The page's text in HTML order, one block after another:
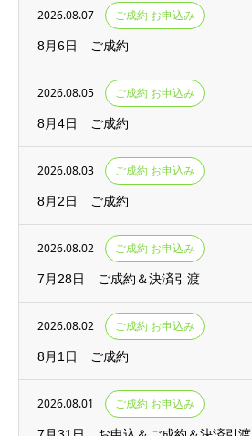
2026.08.07 ご成約 お申込み
8月6日 ご成約
2026.08.05 ご成約 お申込み
8月4日 ご成約
2026.08.03 ご成約 お申込み
8月2日 ご成約
2026.08.02 ご成約 お申込み
7月28日 ご成約＆決済引渡
2026.08.02 ご成約 お申込み
8月1日 ご成約
2026.08.01 ご成約 お申込み